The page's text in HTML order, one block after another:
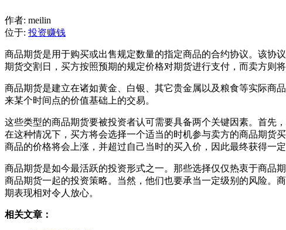
作者: meilin
位于: 投资赚钱
商品期货是用于购买或出售规定数量的指定商品的合约协议。该协
期货交割日，买方按照预期的规定价格对期货进行支付，而卖方则
商品期货是建立在诸如黄金、白银、其它贵金属以及粮食等实际商
来某个时间点的价值基础上的交易。
这些类型的商品期货要被投资者认可需要具备两个关键因素。首先
在这种情况下，买方将会选择一个适当的时机参与卖方的商品期货
商品的价格将会上涨，并超过自己当时的买入价，因此最终获得一定
商品期货是如今最活跃的投资形式之一。那些选择仅仅热衷于商品
商品期货一起的投资策略。当然，他们也要承当一定级别的风险。
期表现相对令人放心。
相关文章：